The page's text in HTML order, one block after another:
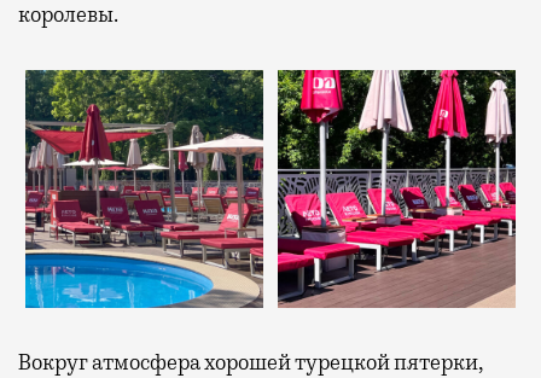
королевы.
Вокруг атмосфера хорошей турецкой пятерки,